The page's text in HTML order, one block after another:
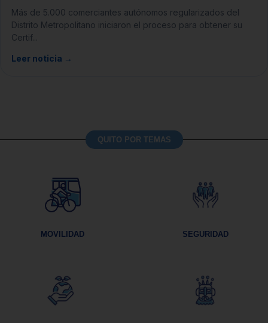
Más de 5.000 comerciantes autónomos regularizados del
Distrito Metropolitano iniciaron el proceso para obtener su
Certif...
Leer noticia →
QUITO POR TEMAS
MOVILIDAD SEGURIDAD